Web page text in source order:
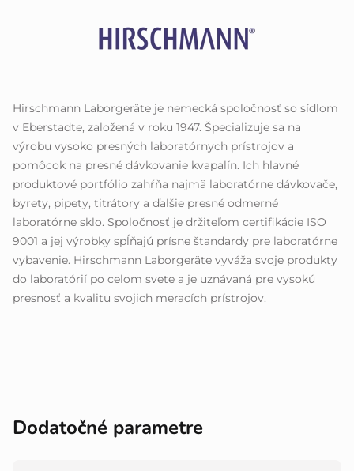
Hirschmann Laborgeräte je nemecká spoločnosť so sídlom
v Eberstadte, založená v roku 1947. Špecializuje sa na
výrobu vysoko presných laboratórnych prístrojov a
pomôcok na presné dávkovanie kvapalín. Ich hlavné
produktové portfólio zahŕňa najmä laboratórne dávkovače,
byrety, pipety, titrátory a ďalšie presné odmerné
laboratórne sklo. Spoločnosť je držiteľom certifikácie ISO
9001 a jej výrobky spĺňajú prísne štandardy pre laboratórne
vybavenie. Hirschmann Laborgeräte vyváža svoje produkty
do laboratórií po celom svete a je uznávaná pre vysokú
presnosť a kvalitu svojich meracích prístrojov.
Dodatočné parametre